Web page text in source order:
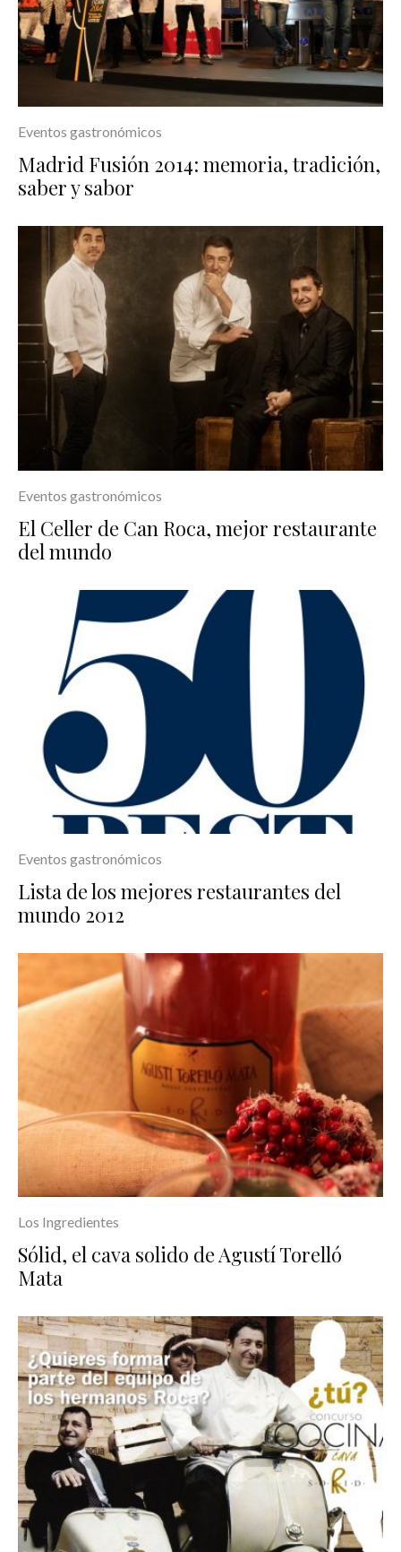
Eventos gastronómicos
Madrid Fusión 2014: memoria, tradición,
saber y sabor
Eventos gastronómicos
El Celler de Can Roca, mejor restaurante
del mundo
Eventos gastronómicos
Lista de los mejores restaurantes del
mundo 2012
Los Ingredientes
Sólid, el cava solido de Agustí Torelló
Mata